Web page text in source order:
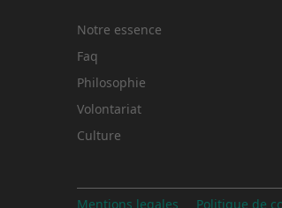
Notre essence
Faq
Philosophie
Volontariat
Culture
Mentions legales Politique de